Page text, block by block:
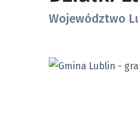
Województwo